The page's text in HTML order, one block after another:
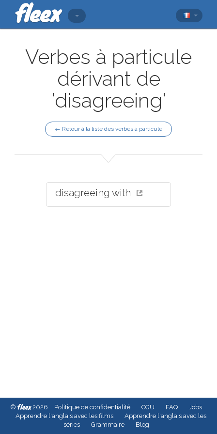
Verbes à particule
dérivant de
'disagreeing'
← Retour à la liste des verbes à particule
disagreeing with
© fleex2026 Politique de confidentialité CGU FAQ
Jobs
Apprendre l'anglais avec les films
Apprendre l'anglais avec les
séries
Grammaire Blog